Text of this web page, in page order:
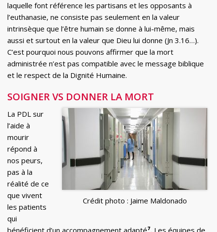
laquelle font référence les partisans et les opposants à
l’euthanasie, ne consiste pas seulement en la valeur
intrinsèque que l’être humain se donne à lui-même, mais
aussi et surtout en la valeur que Dieu lui donne (Jn 3.16…).
C’est pourquoi nous pouvons affirmer que la mort
administrée n’est pas compatible avec le message biblique
et le respect de la Dignité Humaine.
SOIGNER VS DONNER LA MORT
Crédit photo : Jaime Maldonado
La PDL sur
l’aide à
mourir
répond à
nos peurs,
pas à la
réalité de ce
que vivent
les patients
qui
bénéficient d’un accompagnement adapté⁷. Les équipes de